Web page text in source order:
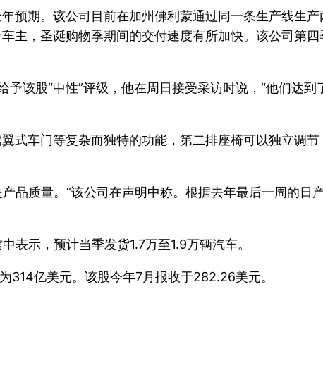
预期。该公司目前在加州佛利蒙通过同一条生产线生
主，圣诞购物季期间的交付速度有所加快。该公司第
该股“中性”评级，他在周日接受采访时说，“他们达
式车门等复杂而独特的功能，第二排座椅可以独立调
品质量。”该公司在声明中称。根据去年最后一周的日
表示，预计当季发货1.7万至1.9万辆汽车。
314亿美元。该股今年7月报收于282.26美元。